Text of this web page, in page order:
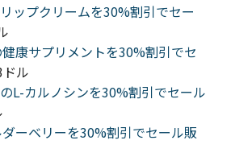
ップクリームを30%割引でセー
康サプリメントを30%割引でセ
ル
L-カルノシンを30%割引でセール
ーベリーを30%割引でセール販